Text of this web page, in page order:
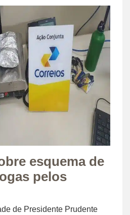
esquema de
pelos
de Presidente Prudente